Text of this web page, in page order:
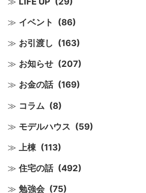
イベント (86)
お引渡し (163)
お知らせ (207)
お金の話 (169)
コラム (8)
モデルハウス (59)
上棟 (113)
住宅の話 (492)
勉強会 (75)